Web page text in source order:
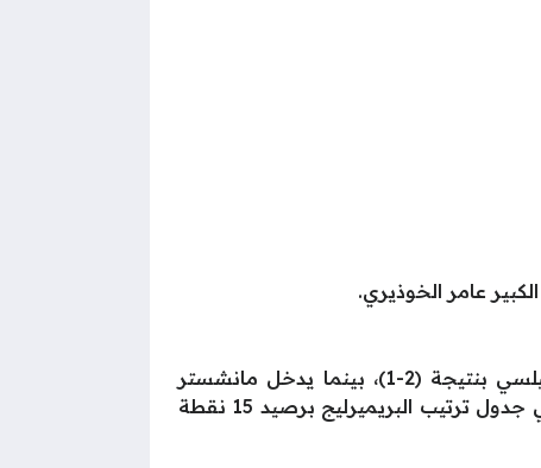
عامر الخوذيري.
يخوض ليفربول المواجهة ساعيًا لاستعادة توازنه بعد الخسارة المفاجئة في الجولة الماضية أمام تشيلسي بنتيجة (2-1)، بينما يدخل مانشستر
يونايتد اللقاء بمعنويات مرتفعة بعد فوزه على سندرلاند بثنائية نظيفة حيث يحتل الريدز المركز الثالث في جدول ترتيب البريميرليج برصيد 15 نقطة